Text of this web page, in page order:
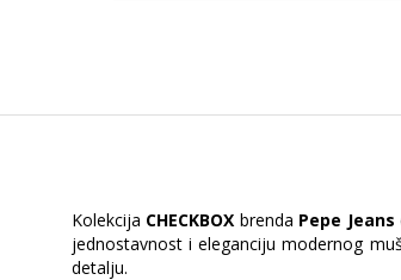
Kolekcija CHECKBOX brenda Pepe Jeans
jednostavnost i eleganciju modernog
detalju.